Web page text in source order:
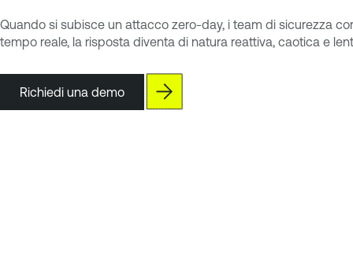
Quando si subisce un attacco zero-day, i team di sicurezza
tempo reale, la risposta diventa di natura reattiva, caotica e
Richiedi una demo